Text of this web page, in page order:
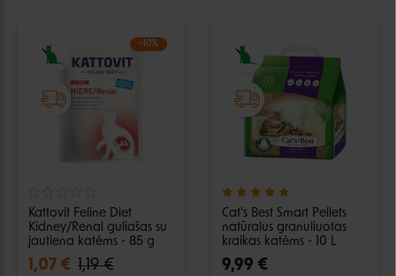
−10%
Kattovit Feline Diet
Kidney/Renal guliašas su
jautiena katėms - 85 g
1,07 € 1,19 €
Cat's Best Smart Pellets
natūralus granuliuotas
kraikas katėms - 10 L
9,99 €